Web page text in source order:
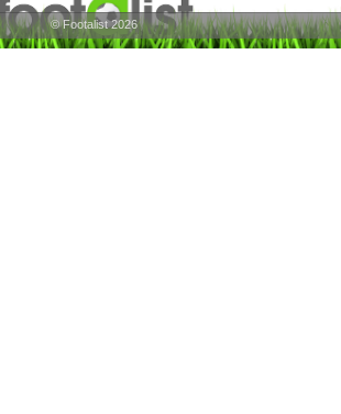
© Footalist 2026